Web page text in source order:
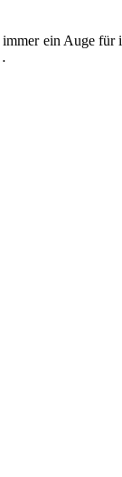
ein Auge